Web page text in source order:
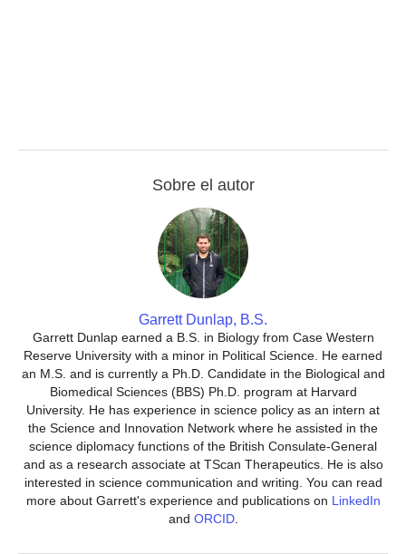
Sobre el autor
Garrett Dunlap, B.S.
Garrett Dunlap earned a B.S. in Biology from Case Western
Reserve University with a minor in Political Science. He earned
an M.S. and is currently a Ph.D. Candidate in the Biological and
Biomedical Sciences (BBS) Ph.D. program at Harvard
University. He has experience in science policy as an intern at
the Science and Innovation Network where he assisted in the
science diplomacy functions of the British Consulate-General
and as a research associate at TScan Therapeutics. He is also
interested in science communication and writing. You can read
more about Garrett's experience and publications on LinkedIn
and ORCID.